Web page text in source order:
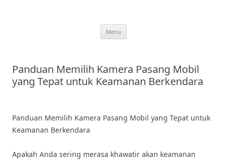
Menu
Panduan Memilih Kamera Pasang Mobil
yang Tepat untuk Keamanan Berkendara
Panduan Memilih Kamera Pasang Mobil yang Tepat untuk
Keamanan Berkendara
Apakah Anda sering merasa khawatir akan keamanan